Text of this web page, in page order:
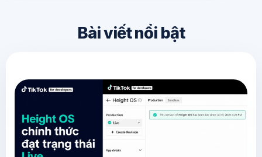
Bài viết nổi bật